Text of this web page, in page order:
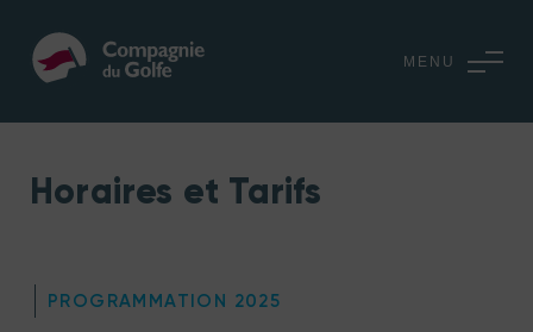
MENU
Horaires et Tarifs
PROGRAMMATION 2025